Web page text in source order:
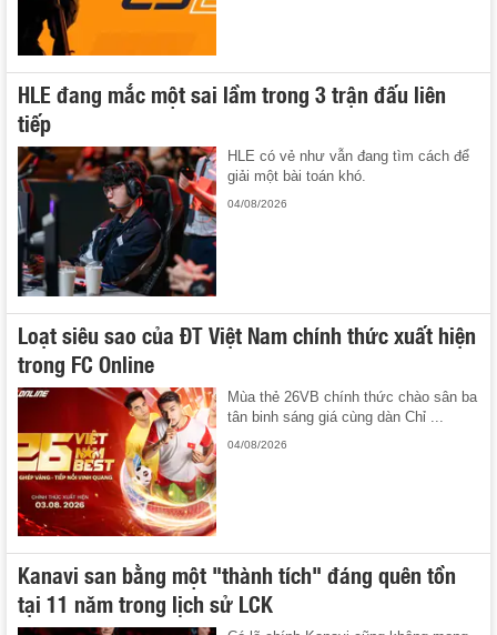
HLE đang mắc một sai lầm trong 3 trận đấu liên
tiếp
HLE có vẻ như vẫn đang tìm cách để
giải một bài toán khó.
04/08/2026
Loạt siêu sao của ĐT Việt Nam chính thức xuất hiện
trong FC Online
Mùa thẻ 26VB chính thức chào sân ba
tân binh sáng giá cùng dàn Chỉ ...
04/08/2026
Kanavi san bằng một "thành tích" đáng quên tồn
tại 11 năm trong lịch sử LCK